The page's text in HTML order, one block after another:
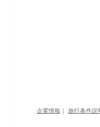
企業情報 ｜ 旅行条件説